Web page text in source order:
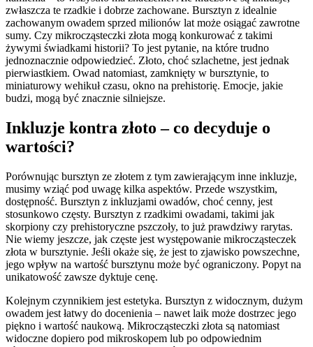
zwłaszcza te rzadkie i dobrze zachowane. Bursztyn z idealnie
zachowanym owadem sprzed milionów lat może osiągać zawrotne
sumy. Czy mikrocząsteczki złota mogą konkurować z takimi
żywymi świadkami historii? To jest pytanie, na które trudno
jednoznacznie odpowiedzieć. Złoto, choć szlachetne, jest jednak
pierwiastkiem. Owad natomiast, zamknięty w bursztynie, to
miniaturowy wehikuł czasu, okno na prehistorię. Emocje, jakie
budzi, mogą być znacznie silniejsze.
Inkluzje kontra złoto – co decyduje o
wartości?
Porównując bursztyn ze złotem z tym zawierającym inne inkluzje,
musimy wziąć pod uwagę kilka aspektów. Przede wszystkim,
dostępność. Bursztyn z inkluzjami owadów, choć cenny, jest
stosunkowo częsty. Bursztyn z rzadkimi owadami, takimi jak
skorpiony czy prehistoryczne pszczoły, to już prawdziwy rarytas.
Nie wiemy jeszcze, jak częste jest występowanie mikrocząsteczek
złota w bursztynie. Jeśli okaże się, że jest to zjawisko powszechne,
jego wpływ na wartość bursztynu może być ograniczony. Popyt na
unikatowość zawsze dyktuje cenę.
Kolejnym czynnikiem jest estetyka. Bursztyn z widocznym, dużym
owadem jest łatwy do docenienia – nawet laik może dostrzec jego
piękno i wartość naukową. Mikrocząsteczki złota są natomiast
widoczne dopiero pod mikroskopem lub po odpowiednim